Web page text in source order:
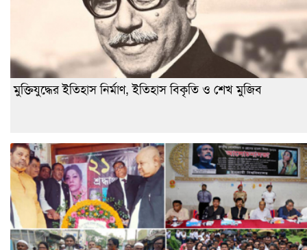
মুক্তিযুদ্ধের ইতিহাস নির্মাণ, ইতিহাস বিকৃতি ও শেখ মুজিব